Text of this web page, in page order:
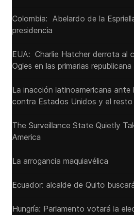
Colombia: Abelardo de la
presidencia
EUA: Charlie Hatcher derrota al
Ogles en las primarias
La inacción latinoamericana ante
contra Estados Unidos y el resto
The Surveillance State Quietly
America
La arrogancia maquiavélica
Ecuador: alcalde de Quito
Hungría: Parlamento votará la